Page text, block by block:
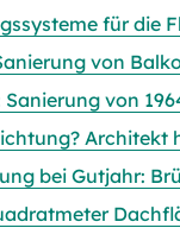
für die
von
von
Architekt
bei Gutjahr: